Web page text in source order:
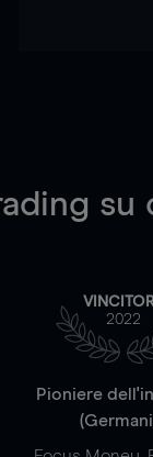
su
2022
Pioniere